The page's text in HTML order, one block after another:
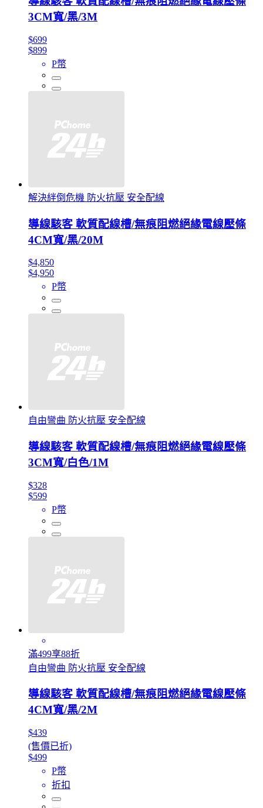
3CM寬/黑/3M
$699
$899
P幣
解決絆倒危機 防火抗壓 安全配線
導線駭客 軟質配線槽/無痕阻燃絕緣電線壓條
4CM寬/黑/20M
$4,850
$4,950
P幣
自由彎曲 防火抗壓 安全配線
導線駭客 軟質配線槽/無痕阻燃絕緣電線壓條
3CM寬/白色/1M
$328
$599
P幣
滿499享88折
自由彎曲 防火抗壓 安全配線
導線駭客 軟質配線槽/無痕阻燃絕緣電線壓條
4CM寬/黑/2M
$439
(售價已折)
$499
P幣
折扣